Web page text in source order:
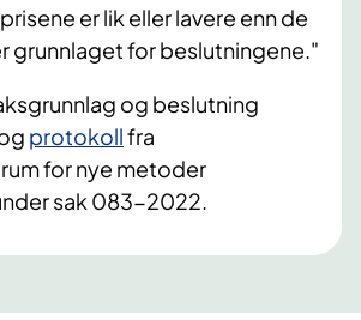
er lik eller lavere enn de
grunnlaget for beslutningene."
og beslutning
protokoll​​ fra
for nye metoder
sak 083-2022.​